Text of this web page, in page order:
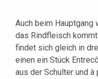
Auch beim Hauptgang
das Rindfleisch
findet sich gleich in
einen ein Stück
aus der Schulter und